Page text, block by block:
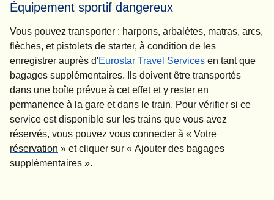
Équipement sportif dangereux
Vous pouvez transporter : harpons, arbalètes, matras, arcs,
flèches, et pistolets de starter, à condition de les
enregistrer auprès d'Eurostar Travel Services en tant que
bagages supplémentaires. Ils doivent être transportés
dans une boîte prévue à cet effet et y rester en
permanence à la gare et dans le train. Pour vérifier si ce
service est disponible sur les trains que vous avez
réservés, vous pouvez vous connecter à « Votre
réservation » et cliquer sur « Ajouter des bagages
supplémentaires ».